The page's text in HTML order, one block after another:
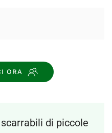
ORA
di piccole